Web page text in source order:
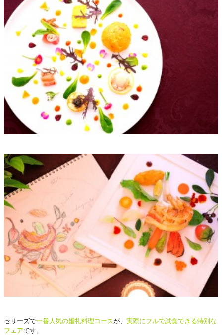
セリーズで一番人気の婚礼料理コースが、 実際にフルで試食できる特別な
フェアです。